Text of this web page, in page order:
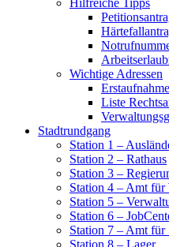
Hilfreiche Tipps
Wichtige Adressen
Liste
Stadtrundgang
Station 1 –
Station 2 – Rathaus
Station 3 –
Station 4 – Amt für
Station 5 –
Station 6 –
Station 7 – Amt für